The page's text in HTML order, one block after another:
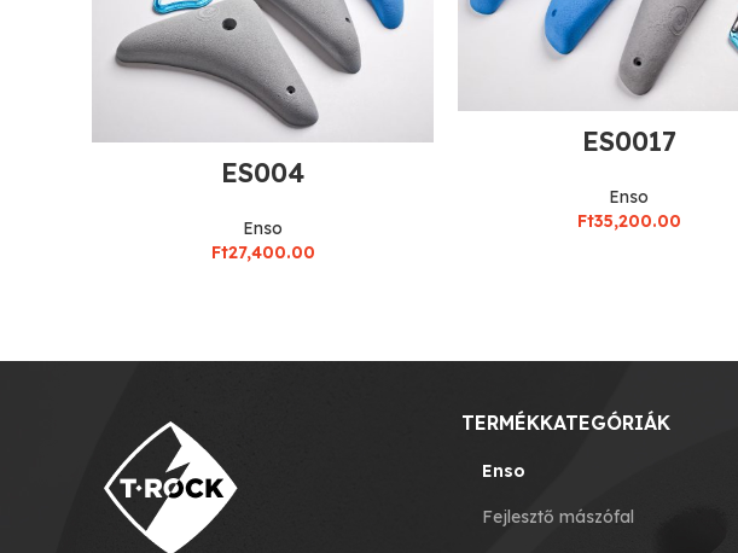
ES004
Enso
Ft27,400.00
ES0017
Enso
Ft35,200.00
TERMÉKKATEGÓRIÁK
Enso
Fejlesztő mászófal